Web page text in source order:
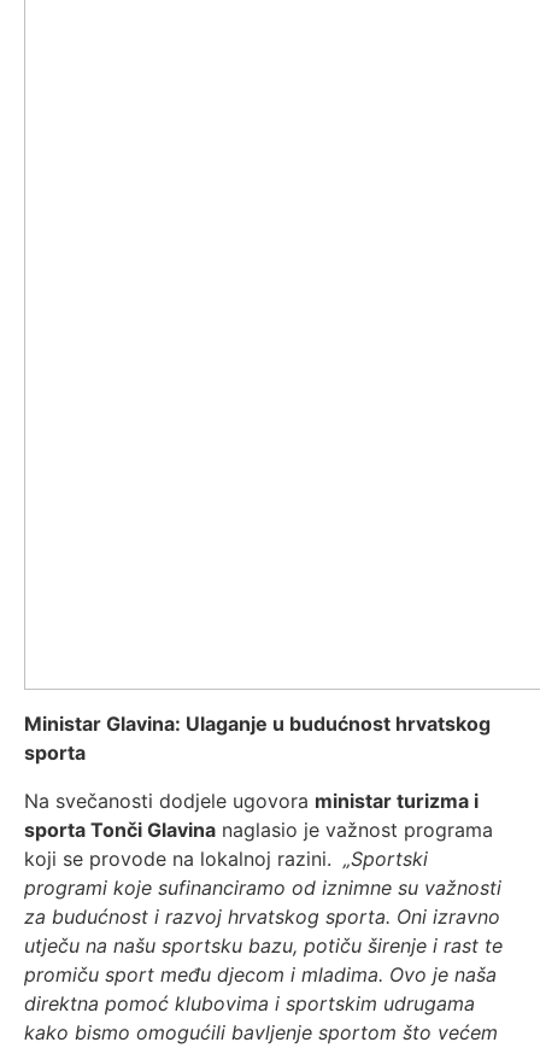
Ministar Glavina: Ulaganje u budućnost hrvatskog
sporta
Na svečanosti dodjele ugovora ministar turizma i
sporta Tonči Glavina naglasio je važnost programa
koji se provode na lokalnoj razini. „Sportski
programi koje sufinanciramo od iznimne su važnosti
za budućnost i razvoj hrvatskog sporta. Oni izravno
utječu na našu sportsku bazu, potiču širenje i rast te
promiču sport među djecom i mladima. Ovo je naša
direktna pomoć klubovima i sportskim udrugama
kako bismo omogućili bavljenje sportom što većem